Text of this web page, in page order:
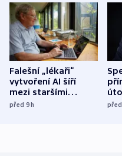
Falešní „lékaři“
vytvoření AI šíří
mezi staršími
Poláky nebezpečné
před 9h